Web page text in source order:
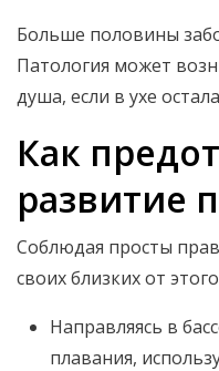
Больше половины
Патология может
душа, если в ухе
Как
развитие
Соблюдая просты
своих близких от
Направляясь в
плавания,